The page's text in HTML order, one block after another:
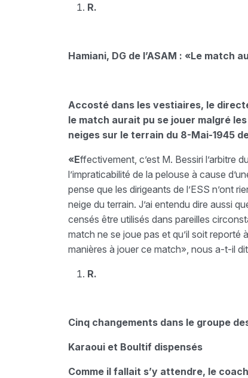
R.
Hamiani, DG de l’ASAM : «Le match
Accosté dans les vestiaires, le
le match aurait pu se jouer malgré
neiges sur le terrain du 8-Mai-1945
«Effectivement, c’est M. Bessiri l’arbitre
l’impraticabilité de la pelouse à cause
pense que les dirigeants de l’ESS n’ont
neige du terrain. J’ai entendu dire aussi
censés être utilisés dans pareilles
match ne se joue pas et qu’il soit
manières à jouer ce match», nous a-t-il
R.
Cinq changements dans le groupe
Karaoui et Boultif dispensés
Comme il fallait s’y attendre, le